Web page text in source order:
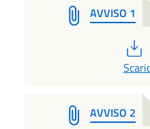
AVVISO 1
PDF
AVVISO 2